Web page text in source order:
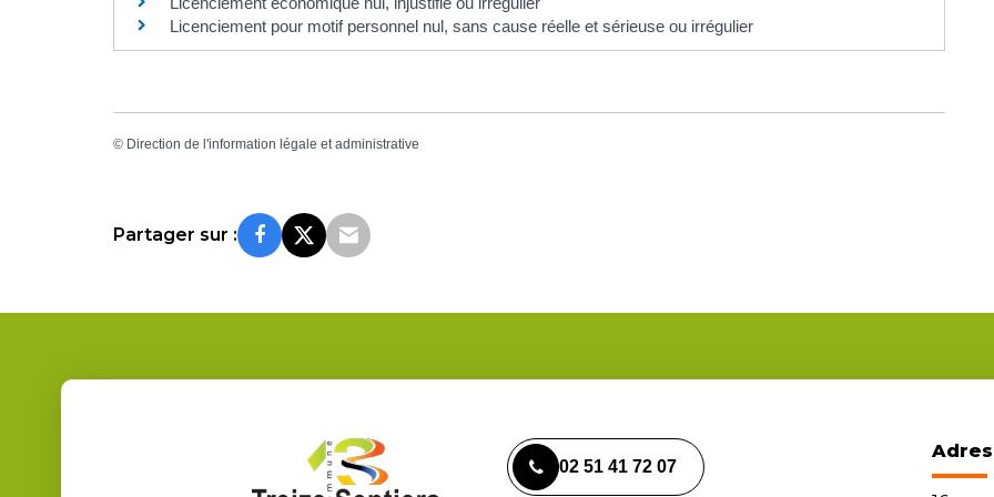
Licenciement pour motif personnel nul, sans cause réelle et sérieuse ou irrégulier
© Direction de l'information légale et administrative
Partager sur :
02 51 41 72 07